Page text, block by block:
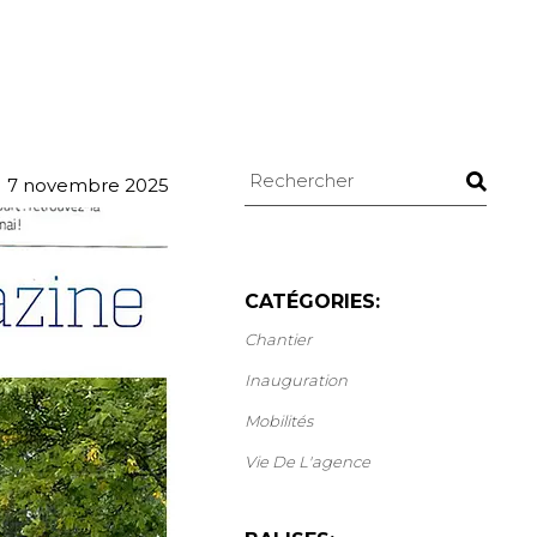
7 novembre 2025
Recherche
CATÉGORIES:
Chantier
Inauguration
Mobilités
Vie De L'agence